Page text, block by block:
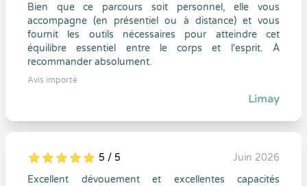
Bien que ce parcours soit personnel, elle vous
accompagne (en présentiel ou à distance) et vous
fournit les outils nécessaires pour atteindre cet
équilibre essentiel entre le corps et l'esprit. À
recommander absolument.
Avis importé
Limay
5
1
5
0 5 / 5
Juin 2026
Excellent dévouement et excellentes capacités